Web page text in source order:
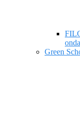
Green